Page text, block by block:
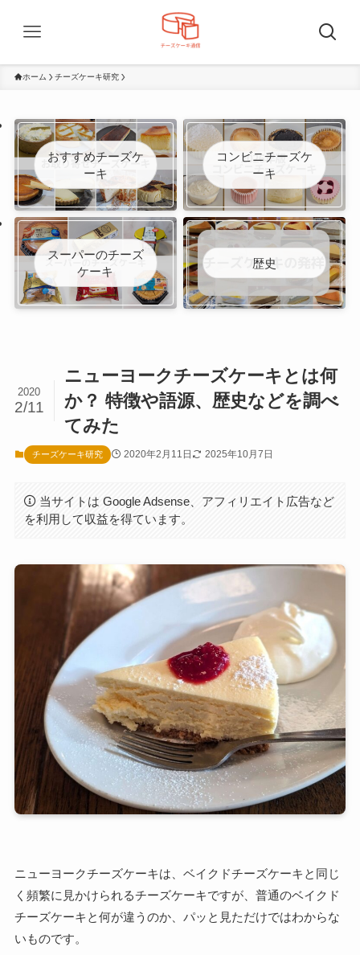
ホーム チーズケーキ研究
おすすめチーズケ
ーキ
コンビニチーズケ
ーキ
スーパーのチーズ
ケーキ
歴史
ニューヨークチーズケーキとは何
か？ 特徴や語源、歴史などを調べ
てみた
2020
2/11
チーズケーキ研究 2020年2月11日 2025年10月7日
当サイトは Google Adsense、アフィリエイト広告など
を利用して収益を得ています。
ニューヨークチーズケーキは、ベイクドチーズケーキと同じ
く頻繁に見かけられるチーズケーキですが、普通のベイクド
チーズケーキと何が違うのか、パッと見ただけではわからな
いものです。